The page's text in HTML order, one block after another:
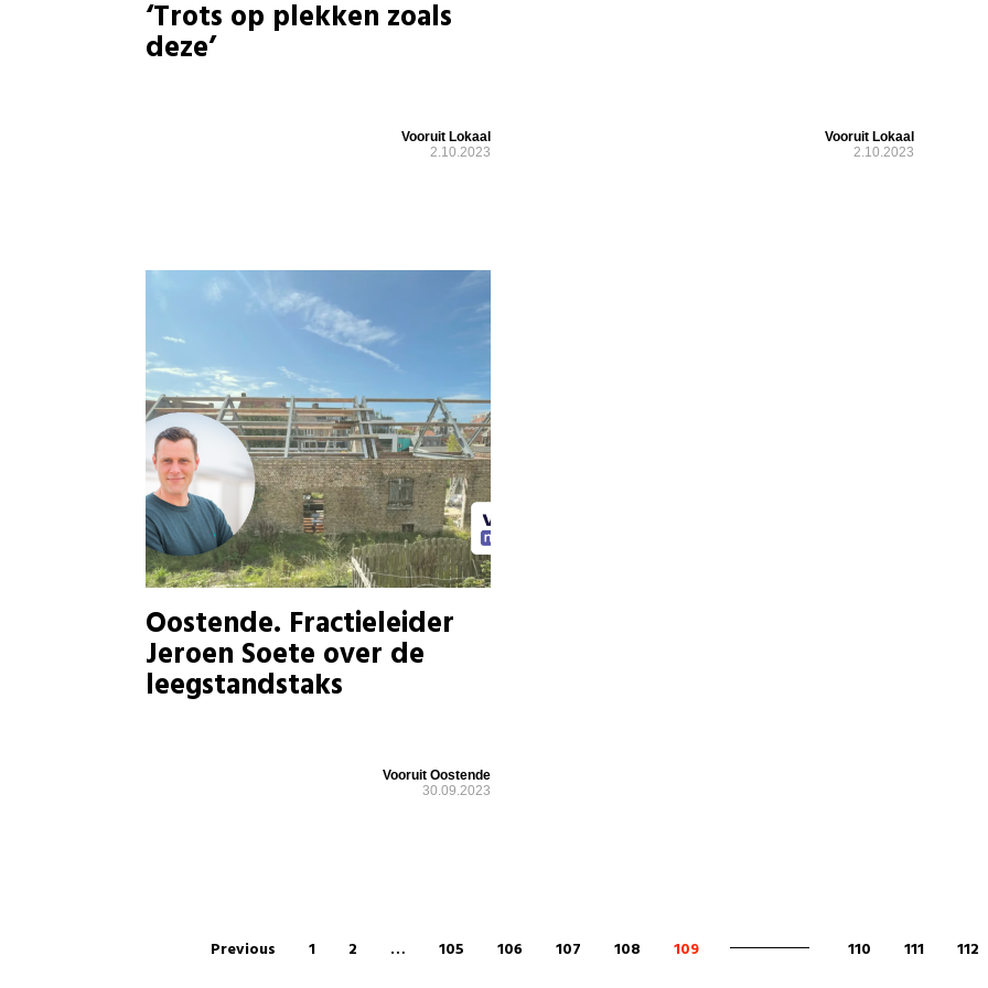
‘Trots op plekken zoals
deze’
Vooruit Lokaal
2.10.2023
Vooruit Lokaal
2.10.2023
Oostende. Fractieleider
Jeroen Soete over de
leegstandstaks
Vooruit Oostende
30.09.2023
Previous 1 2 … 105 106 107 108 109 110 111 112